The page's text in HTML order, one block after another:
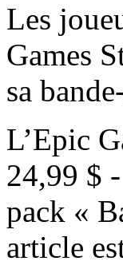
Les
Games
sa
L’Epic
24,99 $
pack «
article